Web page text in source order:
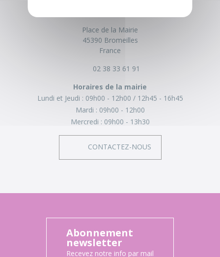
Place de la Mairie
45390 Bromeilles
France
02 38 33 61 91
Horaires de la mairie
Lundi et Jeudi : 09h00 - 12h00
12h45 - 16h45
Mardi : 09h00 - 12h00
Mercredi : 09h00 - 13h30
CONTACTEZ-NOUS
Abonnement
newsletter
Recevez notre info par mail